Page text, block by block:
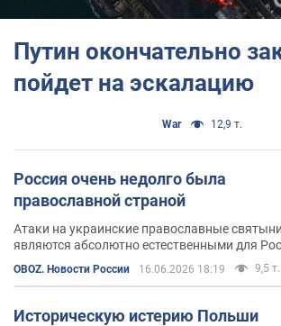
Путин окончательно
пойдет на эскалацию
War 12,9 т.
Россия очень недолго была
православной страной
Атаки на украинские православные святыни
являются абсолютно естественными для
OBOZ. Новости России 16.06.2026 18:19 9,5 т.
Историческую истерию Польши